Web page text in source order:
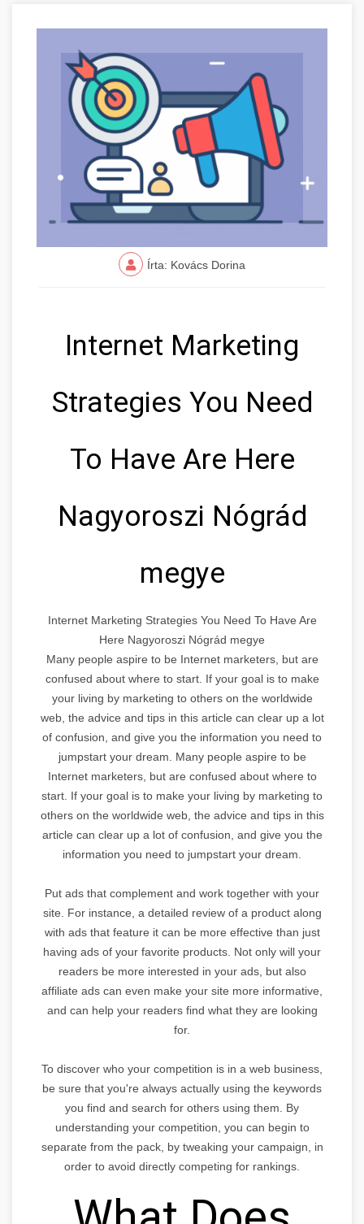
Írta: Kovács Dorina
Internet Marketing
Strategies You Need
To Have Are Here
Nagyoroszi Nógrád
megye
Internet Marketing Strategies You Need To Have Are
Here Nagyoroszi Nógrád megye
Many people aspire to be Internet marketers, but are
confused about where to start. If your goal is to make
your living by marketing to others on the worldwide
web, the advice and tips in this article can clear up a lot
of confusion, and give you the information you need to
jumpstart your dream. Many people aspire to be
Internet marketers, but are confused about where to
start. If your goal is to make your living by marketing to
others on the worldwide web, the advice and tips in this
article can clear up a lot of confusion, and give you the
information you need to jumpstart your dream.
Put ads that complement and work together with your
site. For instance, a detailed review of a product along
with ads that feature it can be more effective than just
having ads of your favorite products. Not only will your
readers be more interested in your ads, but also
affiliate ads can even make your site more informative,
and can help your readers find what they are looking
for.
To discover who your competition is in a web business,
be sure that you're always actually using the keywords
you find and search for others using them. By
understanding your competition, you can begin to
separate from the pack, by tweaking your campaign, in
order to avoid directly competing for rankings.